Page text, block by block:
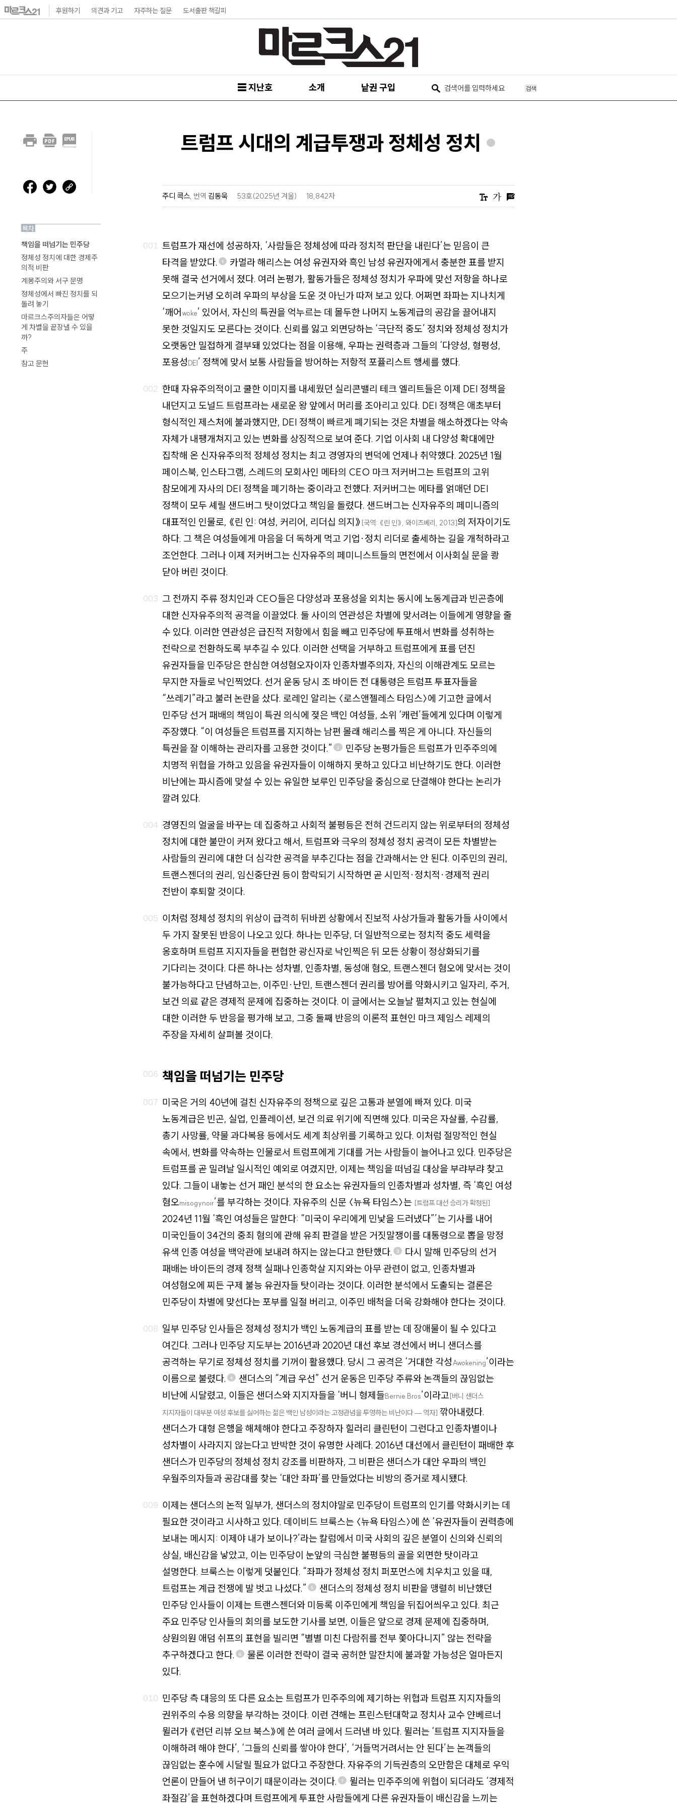
본
메
후원하기 의견과 기고 자주하는 질문 도서출판 책갈피
☰ 지난호 소개 낱권 구입 검색
목차
책임을 떠넘기는 민주당
정체성 정치에 대한 경제주
의적 비판
계몽주의와 서구 문명
정체성에서 빠진 정치를 되
돌려 놓기
마르크스주의자들은 어떻
게 차별을 끝장낼 수 있을
까?
주
참고 문헌
트럼프 시대의 계급투쟁과 정체성 정치
주디 콕스, 번역 김동욱 53호(2025년 겨울) 18,842자
트럼프가 재선에 성공하자, ‘사람들은 정체성에 따라 정치적 판단을 내린다’는 믿음이 큰
타격을 받았다.
1
카멀라 해리스는 여성 유권자와 흑인 남성 유권자에게서 충분한 표를 받지
못해 결국 선거에서 졌다. 여러 논평가, 활동가들은 정체성 정치가 우파에 맞선 저항을 하나로
모으기는커녕 오히려 우파의 부상을 도운 것 아닌가 따져 보고 있다. 어쩌면 좌파는 지나치게
‘깨어woke’ 있어서, 자신의 특권을 억누르는 데 몰두한 나머지 노동계급의 공감을 끌어내지
못한 것일지도 모른다는 것이다. 신뢰를 잃고 외면당하는 ‘극단적 중도’ 정치와 정체성 정치가
오랫동안 밀접하게 결부돼 있었다는 점을 이용해, 우파는 권력층과 그들의 ‘다양성, 형평성,
포용성DEI’ 정책에 맞서 보통 사람들을 방어하는 저항적 포퓰리스트 행세를 했다.
한때 자유주의적이고 쿨한 이미지를 내세웠던 실리콘밸리 테크 엘리트들은 이제 DEI 정책을
내던지고 도널드 트럼프라는 새로운 왕 앞에서 머리를 조아리고 있다. DEI 정책은 애초부터
형식적인 제스처에 불과했지만, DEI 정책이 빠르게 폐기되는 것은 차별을 해소하겠다는 약속
자체가 내팽개쳐지고 있는 변화를 상징적으로 보여 준다. 기업 이사회 내 다양성 확대에만
집착해 온 신자유주의적 정체성 정치는 최고 경영자의 변덕에 언제나 취약했다. 2025년 1월
페이스북, 인스타그램, 스레드의 모회사인 메타의 CEO 마크 저커버그는 트럼프의 고위
참모에게 자사의 DEI 정책을 폐기하는 중이라고 전했다. 저커버그는 메타를 얽매던 DEI
정책이 모두 셰릴 샌드버그 탓이었다고 책임을 돌렸다. 샌드버그는 신자유주의 페미니즘의
대표적인 인물로, 《린 인: 여성, 커리어, 리더십 의지》 [국역: 《린 인》, 와이즈베리, 2013]의 저자이기도
하다. 그 책은 여성들에게 마음을 더 독하게 먹고 기업·정치 리더로 출세하는 길을 개척하라고
조언한다. 그러나 이제 저커버그는 신자유주의 페미니스트들의 면전에서 이사회실 문을 쾅
닫아 버린 것이다.
그 전까지 주류 정치인과 CEO들은 다양성과 포용성을 외치는 동시에 노동계급과 빈곤층에
대한 신자유주의적 공격을 이끌었다. 둘 사이의 연관성은 차별에 맞서려는 이들에게 영향을 줄
수 있다. 이러한 연관성은 급진적 저항에서 힘을 빼고 민주당에 투표해서 변화를 성취하는
전략으로 전환하도록 부추길 수 있다. 이러한 선택을 거부하고 트럼프에게 표를 던진
유권자들을 민주당은 한심한 여성혐오자이자 인종차별주의자, 자신의 이해관계도 모르는
무지한 자들로 낙인찍었다. 선거 운동 당시 조 바이든 전 대통령은 트럼프 투표자들을
“쓰레기”라고 불러 논란을 샀다. 로레인 알리는 〈로스앤젤레스 타임스〉에 기고한 글에서
민주당 선거 패배의 책임이 특권 의식에 젖은 백인 여성들, 소위 ‘캐런’들에게 있다며 이렇게
주장했다. “이 여성들은 트럼프를 지지하는 남편 몰래 해리스를 찍은 게 아니다. 자신들의
특권을 잘 이해하는 관리자를 고용한 것이다.”
2
민주당 논평가들은 트럼프가 민주주의에
치명적 위협을 가하고 있음을 유권자들이 이해하지 못하고 있다고 비난하기도 한다. 이러한
비난에는 파시즘에 맞설 수 있는 유일한 보루인 민주당을 중심으로 단결해야 한다는 논리가
깔려 있다.
경영진의 얼굴을 바꾸는 데 집중하고 사회적 불평등은 전혀 건드리지 않는 위로부터의 정체성
정치에 대한 불만이 커져 왔다고 해서, 트럼프와 극우의 정체성 정치 공격이 모든 차별받는
사람들의 권리에 대한 더 심각한 공격을 부추긴다는 점을 간과해서는 안 된다. 이주민의 권리,
트랜스젠더의 권리, 임신중단권 등이 함락되기 시작하면 곧 시민적·정치적·경제적 권리
전반이 후퇴할 것이다.
이처럼 정체성 정치의 위상이 급격히 뒤바뀐 상황에서 진보적 사상가들과 활동가들 사이에서
두 가지 잘못된 반응이 나오고 있다. 하나는 민주당, 더 일반적으로는 정치적 중도 세력을
옹호하며 트럼프 지지자들을 편협한 광신자로 낙인찍은 뒤 모든 상황이 정상화되기를
기다리는 것이다. 다른 하나는 성차별, 인종차별, 동성애 혐오, 트랜스젠더 혐오에 맞서는 것이
불가능하다고 단념하고는, 이주민·난민, 트랜스젠더 권리를 방어를 약화시키고 일자리, 주거,
보건 의료 같은 경제적 문제에 집중하는 것이다. 이 글에서는 오늘날 펼쳐지고 있는 현실에
대한 이러한 두 반응을 평가해 보고, 그중 둘째 반응의 이론적 표현인 마크 제임스 레제의
주장을 자세히 살펴볼 것이다.
책임을 떠넘기는 민주당
미국은 거의 40년에 걸친 신자유주의 정책으로 깊은 고통과 분열에 빠져 있다. 미국
노동계급은 빈곤, 실업, 인플레이션, 보건 의료 위기에 직면해 있다. 미국은 자살률, 수감률,
총기 사망률, 약물 과다복용 등에서도 세계 최상위를 기록하고 있다. 이처럼 절망적인 현실
속에서, 변화를 약속하는 인물로서 트럼프에게 기대를 거는 사람들이 늘어나고 있다. 민주당은
트럼프를 곧 밀려날 일시적인 예외로 여겼지만, 이제는 책임을 떠넘길 대상을 부랴부랴 찾고
있다. 그들이 내놓는 선거 패인 분석의 한 요소는 유권자들의 인종차별과 성차별, 즉 ‘흑인 여성
혐오misogynoir’를 부각하는 것이다. 자유주의 신문 〈뉴욕 타임스〉는 [트럼프 대선 승리가 확정된]
2024년 11월 ‘흑인 여성들은 말한다: “미국이 우리에게 민낯을 드러냈다”’는 기사를 내어
미국인들이 34건의 중죄 혐의에 관해 유죄 판결을 받은 거짓말쟁이를 대통령으로 뽑을 망정
유색 인종 여성을 백악관에 보내려 하지는 않는다고 한탄했다.
3
다시 말해 민주당의 선거
패배는 바이든의 경제 정책 실패나인종학살 지지와는 아무 관련이 없고, 인종차별과
여성혐오에 찌든 구제 불능 유권자들 탓이라는 것이다. 이러한 분석에서 도출되는 결론은
민주당이 차별에 맞선다는 포부를 일절 버리고, 이주민 배척을 더욱 강화해야 한다는 것이다.
일부 민주당 인사들은 정체성 정치가 백인 노동계급의 표를 받는 데 장애물이 될 수 있다고
여긴다. 그러나 민주당 지도부는 2016년과 2020년 대선 후보 경선에서 버니 샌더스를
공격하는 무기로 정체성 정치를 기꺼이 활용했다. 당시 그 공격은 ‘거대한 각성Awokening’이라는
이름으로 불렸다.
4
샌더스의 “계급 우선” 선거 운동은 민주당 주류와 논객들의 끊임없는
비난에 시달렸고, 이들은 샌더스와 지지자들을 ‘버니 형제들Bernie Bros’이라고[버니 샌더스
지지자들이 대부분 여성 후보를 싫어하는 젊은 백인 남성이라는 고정관념을 투영하는 비난이다 — 역자] 깎아내렸다.
샌더스가 대형 은행을 해체해야 한다고 주장하자 힐러리 클린턴이 그런다고 인종차별이나
성차별이 사라지지 않는다고 반박한 것이 유명한 사례다. 2016년 대선에서 클린턴이 패배한 후
샌더스가 민주당의 정체성 정치 강조를 비판하자, 그 비판은 샌더스가 대안 우파의 백인
우월주의자들과 공감대를 찾는 ‘대안 좌파’를 만들었다는 비방의 증거로 제시됐다.
이제는 샌더스의 논적 일부가, 샌더스의 정치야말로 민주당이 트럼프의 인기를 약화시키는 데
필요한 것이라고 시사하고 있다. 데이비드 브룩스는 〈뉴욕 타임스〉에 쓴 ‘유권자들이 권력층에
보내는 메시지: 이제야 내가 보이나?’라는 칼럼에서 미국 사회의 깊은 분열이 신의와 신뢰의
상실, 배신감을 낳았고, 이는 민주당이 눈앞의 극심한 불평등의 골을 외면한 탓이라고
설명한다. 브룩스는 이렇게 덧붙인다. “좌파가 정체성 정치 퍼포먼스에 치우치고 있을 때,
트럼프는 계급 전쟁에 발 벗고 나섰다.”
5
샌더스의 정체성 정치 비판을 맹렬히 비난했던
민주당 인사들이 이제는 트랜스젠더와 미등록 이주민에게 책임을 뒤집어씌우고 있다. 최근
주요 민주당 인사들의 회의를 보도한 기사를 보면, 이들은 앞으로 경제 문제에 집중하며,
상원의원 애덤 쉬프의 표현을 빌리면 “별별 미친 다람쥐를 전부 쫓아다니지” 않는 전략을
추구하겠다고 한다.
6
물론 이러한 전략이 결국 공허한 말잔치에 불과할 가능성은 얼마든지
있다.
민주당 측 대응의 또 다른 요소는 트럼프가 민주주의에 제기하는 위협과 트럼프 지지자들의
권위주의 수용 의향을 부각하는 것이다. 이런 견해는 프린스턴대학교 정치사 교수 얀베르너
뮐러가 《런던 리뷰 오브 북스》에 쓴 여러 글에서 드러낸 바 있다. 뮐러는 ‘트럼프 지지자들을
이해하려 해야 한다’, ‘그들의 신뢰를 쌓아야 한다’, ‘거들먹거려서는 안 된다’는 논객들의
끊임없는 훈수에 시달릴 필요가 없다고 주장한다. 자유주의 기득권층의 오만함은 대체로 우익
언론이 만들어 낸 허구이기 때문이라는 것이다.
7
뮐러는 민주주의에 위협이 되더라도 ‘경제적
좌절감’을 표현하겠다며 트럼프에게 투표한 사람들에게 다른 유권자들이 배신감을 느끼는